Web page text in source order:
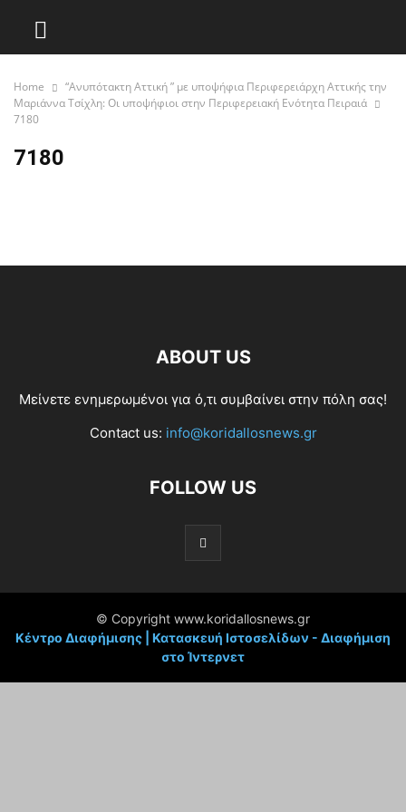
Home
“Ανυπότακτη Αττική ” με υποψήφια Περιφερειάρχη Αττικής την
Μαριάννα Τσίχλη: Οι υποψήφιοι στην Περιφερειακή Ενότητα Πειραιά
7180
7180
ABOUT US
Μείνετε ενημερωμένοι για ό,τι συμβαίνει στην πόλη σας!
Contact us: info@koridallosnews.gr
FOLLOW US
© Copyright www.koridallosnews.gr
Κέντρο Διαφήμισης | Κατασκευή Ιστοσελίδων - Διαφήμιση
στο Ίντερνετ